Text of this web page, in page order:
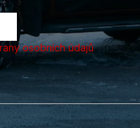
osobních údajů